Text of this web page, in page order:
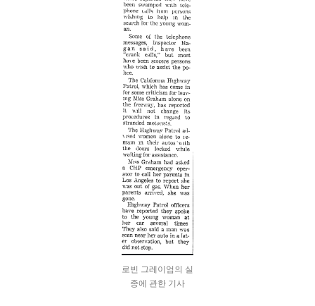
로빈 그레이엄의 실
종에 관한 기사